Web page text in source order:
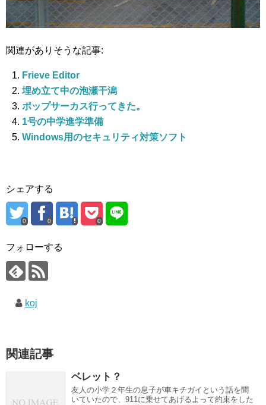
関連がありそうな記事:
Frieve Editor
埋め立て中の泡瀬干潟
ポップサーカス行ってきた。
1号の中学進学準備
Windows用のセキュリティ対策ソフト
シェアする
0 0 0
フォローする
koj
関連記事
ベレット？
友人の小学２年生の息子が車キチガイという話を聞
いていたので、911に乗せてあげるよって約束をした